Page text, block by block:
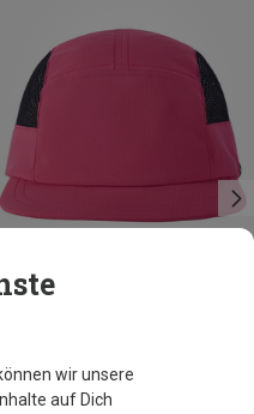
wir unsere
auf Dich